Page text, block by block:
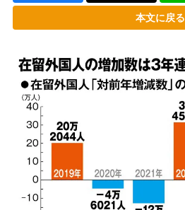
本文に戻る